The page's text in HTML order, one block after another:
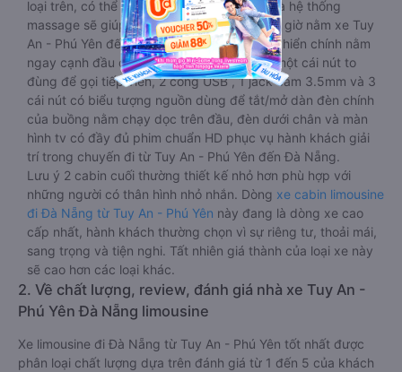
loại trên, có thể lăn lộn thoải mái. Đặc biệt là hệ thống
massage sẽ giúp bạn thư giãn trong những giờ nằm xe Tuy
An - Phú Yên đến Đà Nẵng dài. Bảng điều khiển chính nằm
ngay cạnh đầu để tiện tay tuỳ chỉnh gồm: một cái nút to
đùng để gọi tiếp viên, 2 cổng USB , 1 jack cắm 3.5mm và 3
cái nút có biểu tượng nguồn dùng để tắt/mở dàn đèn chính
của buồng nằm chạy dọc trên đầu, đèn dưới chân và màn
hình tv có đầy đủ phim chuẩn HD phục vụ hành khách giải
trí trong chuyến đi từ Tuy An - Phú Yên đến Đà Nẵng.
Lưu ý 2 cabin cuối thường thiết kế nhỏ hơn phù hợp với
những người có thân hình nhỏ nhắn. Dòng xe cabin limousine
đi Đà Nẵng từ Tuy An - Phú Yên này đang là dòng xe cao
cấp nhất, hành khách thường chọn vì sự riêng tư, thoải mái,
sang trọng và tiện nghi. Tất nhiên giá thành của loại xe này
sẽ cao hơn các loại khác.
2. Về chất lượng, review, đánh giá nhà xe Tuy An -
Phú Yên Đà Nẵng limousine
Xe limousine đi Đà Nẵng từ Tuy An - Phú Yên tốt nhất được
phân loại chất lượng dựa trên đánh giá từ 1 đến 5 của khách